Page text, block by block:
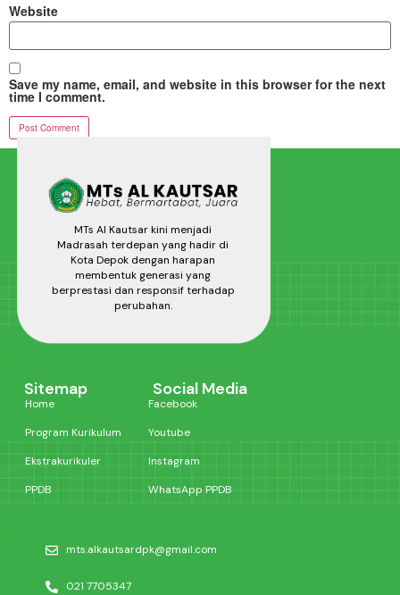
Website
Save my name, email, and website in this browser for the next
time I comment.
MTs Al Kautsar kini menjadi
Madrasah terdepan yang hadir di
Kota Depok dengan harapan
membentuk generasi yang
berprestasi dan responsif terhadap
perubahan.
Sitemap
Home
Program Kurikulum
Ekstrakurikuler
PPDB
Social Media
Facebook
Youtube
Instagram
WhatsApp PPDB
mts.alkautsardpk@gmail.com
021 7705347